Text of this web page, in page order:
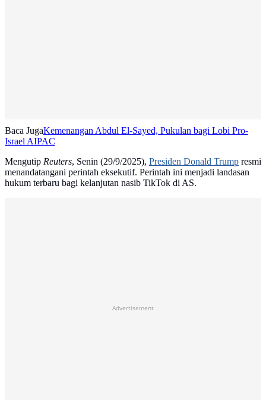
Baca JugaKemenangan Abdul El-Sayed, Pukulan bagi Lobi Pro-
Israel AIPAC
Mengutip Reuters, Senin (29/9/2025), Presiden Donald Trump resmi
menandatangani perintah eksekutif. Perintah ini menjadi landasan
hukum terbaru bagi kelanjutan nasib TikTok di AS.
Advertisement